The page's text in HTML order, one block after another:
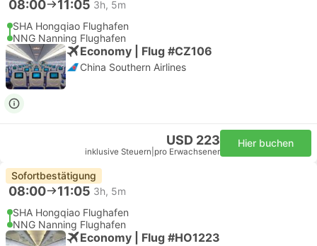
08:00 11:05 3h, 5m
SHA Hongqiao Flughafen
NNG Nanning Flughafen
Economy | Flug #CZ106
China Southern Airlines
USD 223
inklusive Steuern pro Erwachsener
Hier buchen
Sofortbestätigung
08:00 11:05 3h, 5m
SHA Hongqiao Flughafen
NNG Nanning Flughafen
Economy | Flug #HO1223